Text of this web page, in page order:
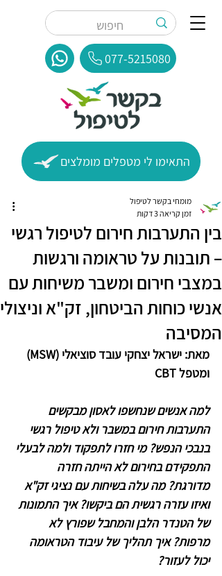
077-5215080
התאימו לי מטפלים מומלצים
בין התערבות חירום לטיפול רגשי
– תובנות על טראומה ורגשות
במצבי חירום ומשבר משיחות עם
אנשי כוחות הביטחון, זק"א וניצולי
המסיבה
מומחי בקשר לטיפול
זמן קריאה 3 דקות
מאת: ישראל יצחקי עובד סוציאלי (MSW)
ומטפל CBT
למה אנשים שנחשפו לאסון מבקשים
התערבות חירום במשבר ולא טיפול רגשי
בנבכי הנפש? מי חזרו לתפקוד ולמה לבעלי
התפקידם בחירום לא הייתה חזרה
מדורגת? מה עלה בשיחות עם נציגי זק"א
ואיזו עזרה רגשית הם ביקשו? איך התמונות
של הטנדר הלבן והמחבל שפורץ לא
מרפות? איך תהליך של עיבוד הטראומה
יכול לעזור?